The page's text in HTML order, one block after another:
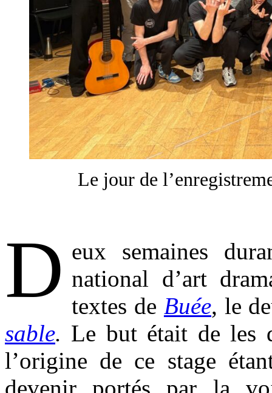
Le jour de
D eux semaines
national d’art
textes de Buée, le
sable. Le but était de les
l’origine de ce stage
devenir portés par la